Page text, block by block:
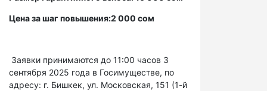
Цена за шаг повышения:2 000 сом
Заявки принимаются до 11:00 часов 3
сентября 2025 года в Госимуществе, по
адресу: г. Бишкек, ул. Московская, 151 (1-й